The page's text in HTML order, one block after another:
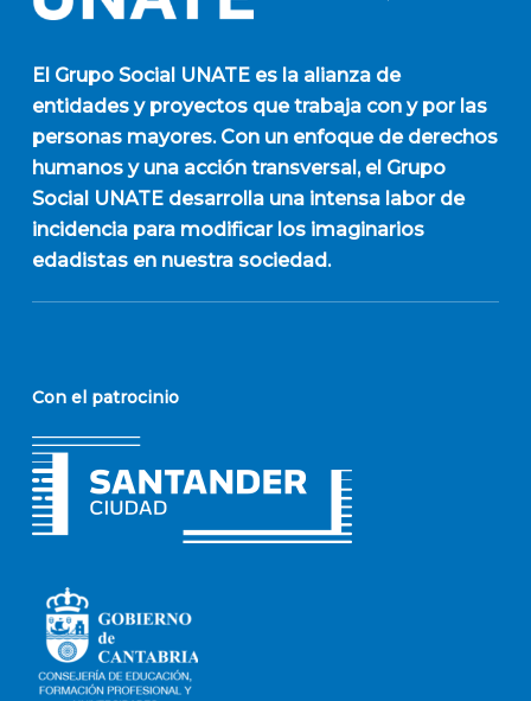
El Grupo Social UNATEes la alianza de
entidades y proyectos que trabaja con y por las
personas mayores. Con un enfoque de derechos
humanos y una acción transversal, el Grupo
Social UNATE desarrolla una intensa labor de
incidencia para modificar los imaginarios
edadistas en nuestra sociedad.
Con el patrocinio